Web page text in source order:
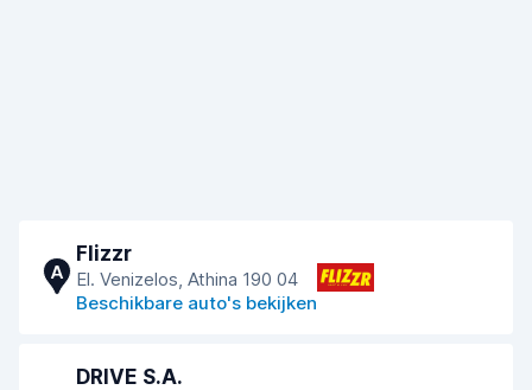
A
Flizzr
El. Venizelos, Athina 190 04
Beschikbare auto's bekijken
DRIVE S.A.